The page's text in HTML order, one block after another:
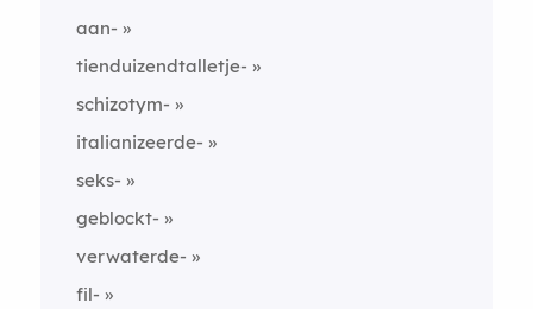
aan-
tienduizendtalletje-
schizotym-
italianizeerde-
seks-
geblockt-
verwaterde-
fil-